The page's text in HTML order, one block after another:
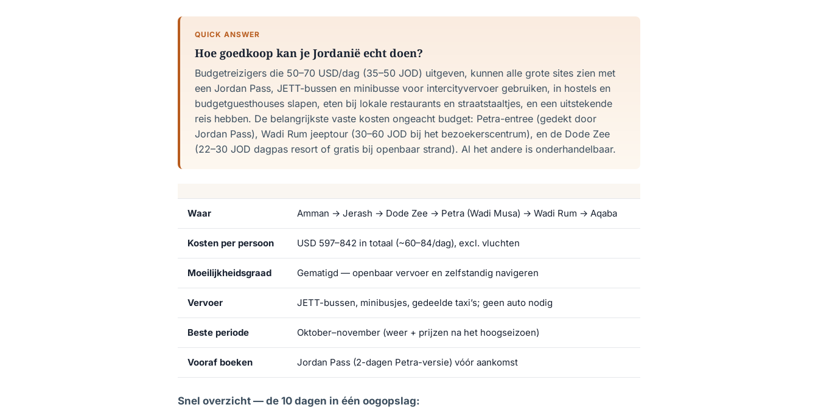
QUICK ANSWER
Hoe goedkoop kan je Jordanië echt doen?
Budgetreizigers die 50–70 USD/dag (35–50 JOD) uitgeven, kunnen alle grote sites zien met
een Jordan Pass, JETT-bussen en minibusse voor intercityvervoer gebruiken, in hostels en
budgetguesthouses slapen, eten bij lokale restaurants en straatstaaltjes, en een uitstekende
reis hebben. De belangrijkste vaste kosten ongeacht budget: Petra-entree (gedekt door
Jordan Pass), Wadi Rum jeeptour (30–60 JOD bij het bezoekerscentrum), en de Dode Zee
(22–30 JOD dagpas resort of gratis bij openbaar strand). Al het andere is onderhandelbaar.
Waar Amman → Jerash → Dode Zee → Petra (Wadi Musa) → Wadi Rum → Aqaba
Kosten per persoon USD 597–842 in totaal (~60–84/dag), excl. vluchten
Moeilijkheidsgraad Gematigd — openbaar vervoer en zelfstandig navigeren
Vervoer JETT-bussen, minibusjes, gedeelde taxi’s; geen auto nodig
Beste periode Oktober–november (weer + prijzen na het hoogseizoen)
Vooraf boeken Jordan Pass (2-dagen Petra-versie) vóór aankomst
Snel overzicht — de 10 dagen in één oogopslag: